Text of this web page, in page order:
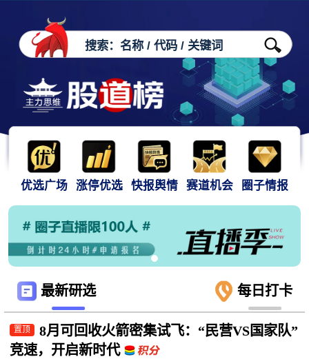
优选广场 涨停优选 快报舆情 赛道机会 圈子情报
最新研选 每日打卡
置顶
8月可回收火箭密集试飞：“民营VS国家队”
竞速，开启新时代